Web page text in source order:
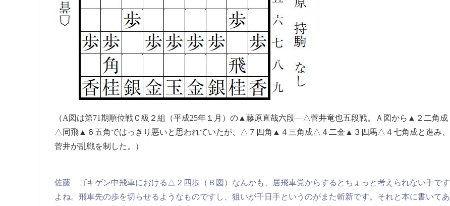
（A図は第71期順位戦Ｃ級２組（平成25年１月）の▲藤原直哉六段―△菅井竜也五段戦。Ａ図から▲２二角成
△同飛▲６五角ではっきり悪いと思われていたが、△７四角▲４三角成△４二金▲３四馬△４七角成と進み、
菅井が乱戦を制した。）
佐藤 ゴキゲン中飛車における△２四歩（Ｂ図）なんかも、居飛車党からするとちょっと考えられない手です
よね。飛車先の歩を切らせるようなものですし、狙いが千日手というのがまた斬新です。それと本に書いてあ